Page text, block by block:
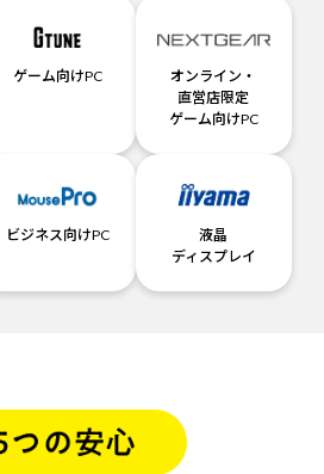
ゲーム向けPC
オンライン・
直営店限定
ゲーム向けPC
ビジネス向けPC
液晶
ディスプレイ